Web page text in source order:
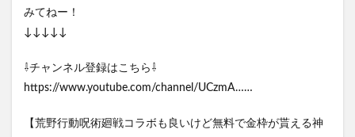
みてねー！
↓↓↓↓↓
⇩チャンネル登録はこちら⇩
https://www.youtube.com/channel/UCzmA……
【荒野行動呪術廻戦コラボも良いけど無料で金枠が貰える神